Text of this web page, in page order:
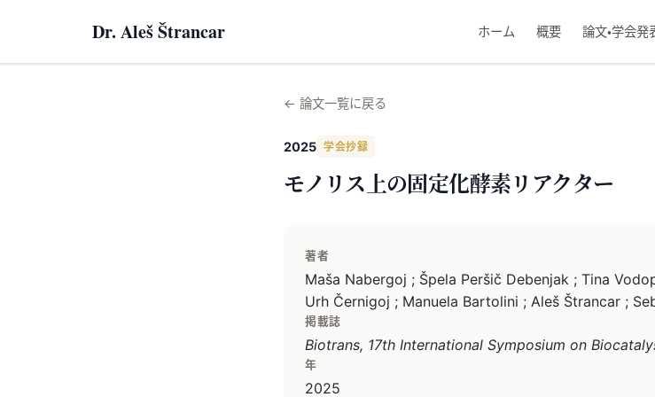
Dr. Aleš Štrancar ホーム 概要 論文・学会発
← 論文一覧に戻る
2025 学会抄録
モノリス上の固定化酵素リアクター
著者
Maša Nabergoj ; Špela Peršič Debenjak ; Tina
Urh Černigoj ; Manuela Bartolini ; Aleš Štrancar ;
掲載誌
Biotrans, 17th International Symposium on
年
2025